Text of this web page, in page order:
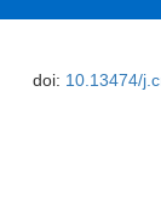
doi: 10.13474/